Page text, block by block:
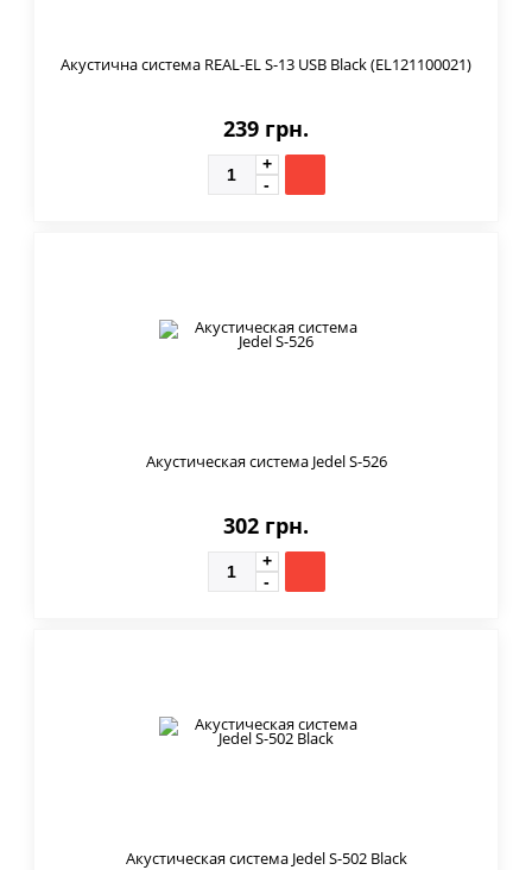
Акустична система REAL-EL S-13 USB Black (EL121100021)
239 грн.
Акустическая система Jedel S-526
302 грн.
Акустическая система Jedel S-502 Black